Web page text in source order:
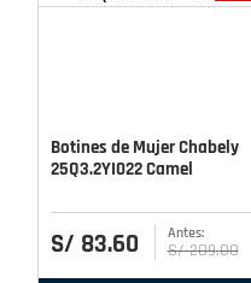
Botines de Mujer Chabely
25Q3.2YI022 Camel
S/ 83.60 S/ 209.00